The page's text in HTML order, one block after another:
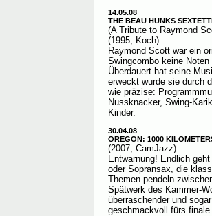
14.05.08
THE BEAU HUNKS
(A Tribute to Raymond
(1995, Koch)
Raymond Scott war ein
Swingcombo keine
Überdauert hat seine
erweckt wurde sie durch
wie präzise:
Nussknacker, Swing-
Kinder.
30.04.08
OREGON: 1000
(2007, CamJazz)
Entwarnung! Endlich
oder Sopransax, die
Themen pendeln
Spätwerk des Kammer-
überraschender und
geschmackvoll fürs finale